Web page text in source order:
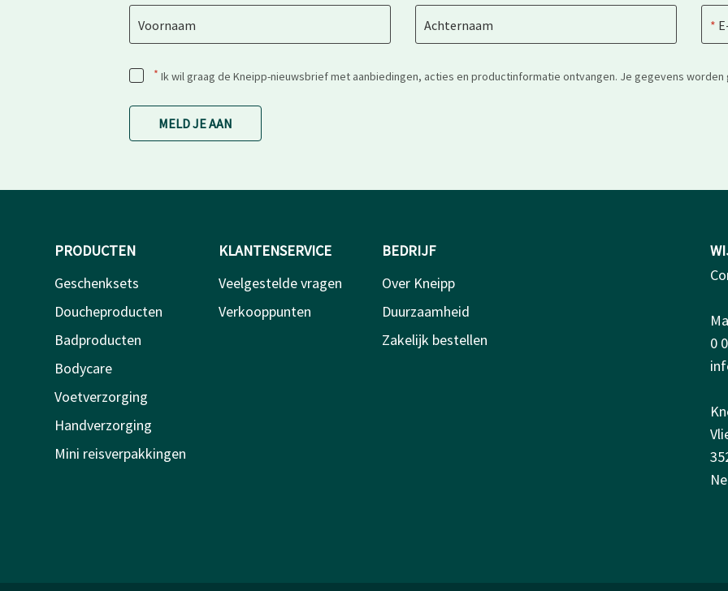
Voornaam Achternaam
* Ik wil graag de Kneipp-nieuwsbrief met aanbiedingen, acties en productinformatie ontvangen. Je gegevens
MELD JE AAN
PRODUCTEN
Geschenksets
Doucheproducten
Badproducten
Bodycare
Voetverzorging
Handverzorging
Mini reisverpakkingen
KLANTENSERVICE
Veelgestelde vragen
Verkooppunten
BEDRIJF
Over Kneipp
Duurzaamheid
Zakelijk bestellen
0